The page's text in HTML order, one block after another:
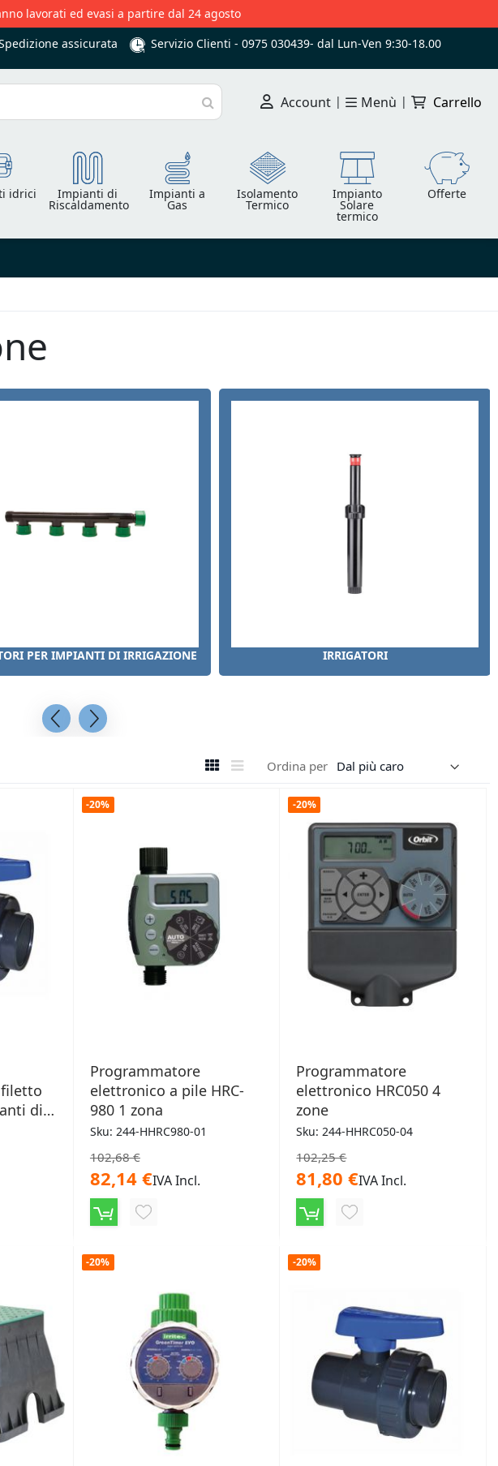
lavorati ed evasi a partire dal 24 agosto
assicurata Servizio Clienti - 0975 030439- dal Lun-Ven 9:30-18.00
Cerca
Account | Menù | Carrello
idrici Impianti di
Riscaldamento
Impianti a
Gas
Isolamento
Termico
Impianto
Solare
termico
Offerte
PER IMPIANTI DI IRRIGAZIONE IRRIGATORI
Mostra
come
GrigliaLista Ordina per
di
-20%
Programmatore
elettronico a pile HRC-
980 1 zona
Sku: 244-HHRC980-01
102,68 €
82,14 €IVA Incl.
AGGIUNGI
DESIDERI
-20%
Programmatore
elettronico HRC050 4
zone
Sku: 244-HHRC050-04
102,25 €
81,80 €IVA Incl.
AGGIUNGI
-20% -20%